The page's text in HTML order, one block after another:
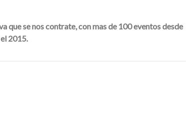
se nos contrate, con mas de 100 eventos desde
2015.